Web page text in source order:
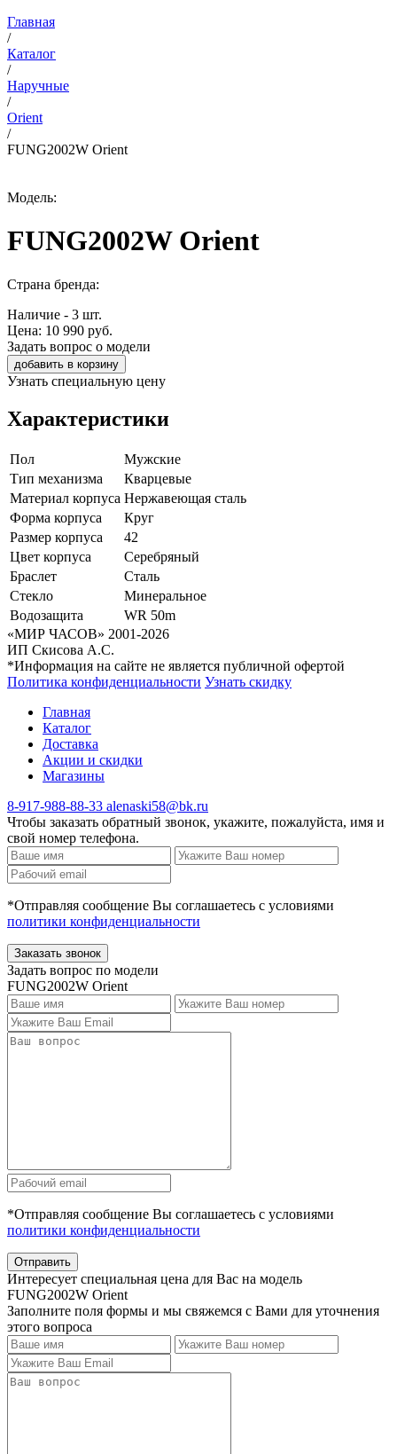
Главная
/
Каталог
/
Наручные
/
Orient
/
FUNG2002W Orient
Модель:
FUNG2002W Orient
Страна бренда:
Наличие - 3 шт.
Цена: 10 990 руб.
Задать вопрос о модели
добавить в корзину
Узнать специальную цену
Характеристики
Пол
Мужские
Тип механизма
Кварцевые
Материал корпуса Нержавеющая сталь
Форма корпуса
Круг
Размер корпуса
42
Цвет корпуса
Серебряный
Браслет
Сталь
Стекло
Минеральное
Водозащита
WR 50m
«МИР ЧАСОВ» 2001-2026
ИП Скисова А.С.
*Информация на сайте не является публичной офертой
Политика конфиденциальности Узнать скидку
Главная
Каталог
Доставка
Акции и скидки
Магазины
8-917-988-88-33 alenaski58@bk.ru
Чтобы заказать обратный звонок, укажите, пожалуйста, имя и
свой номер телефона.
*Отправляя сообщение Вы соглашаетесь с условиями
политики конфиденциальности
Заказать звонок
Задать вопрос по модели
FUNG2002W Orient
*Отправляя сообщение Вы соглашаетесь с условиями
политики конфиденциальности
Отправить
Интересует специальная цена для Вас на модель
FUNG2002W Orient
Заполните поля формы и мы свяжемся с Вами для уточнения
этого вопроса